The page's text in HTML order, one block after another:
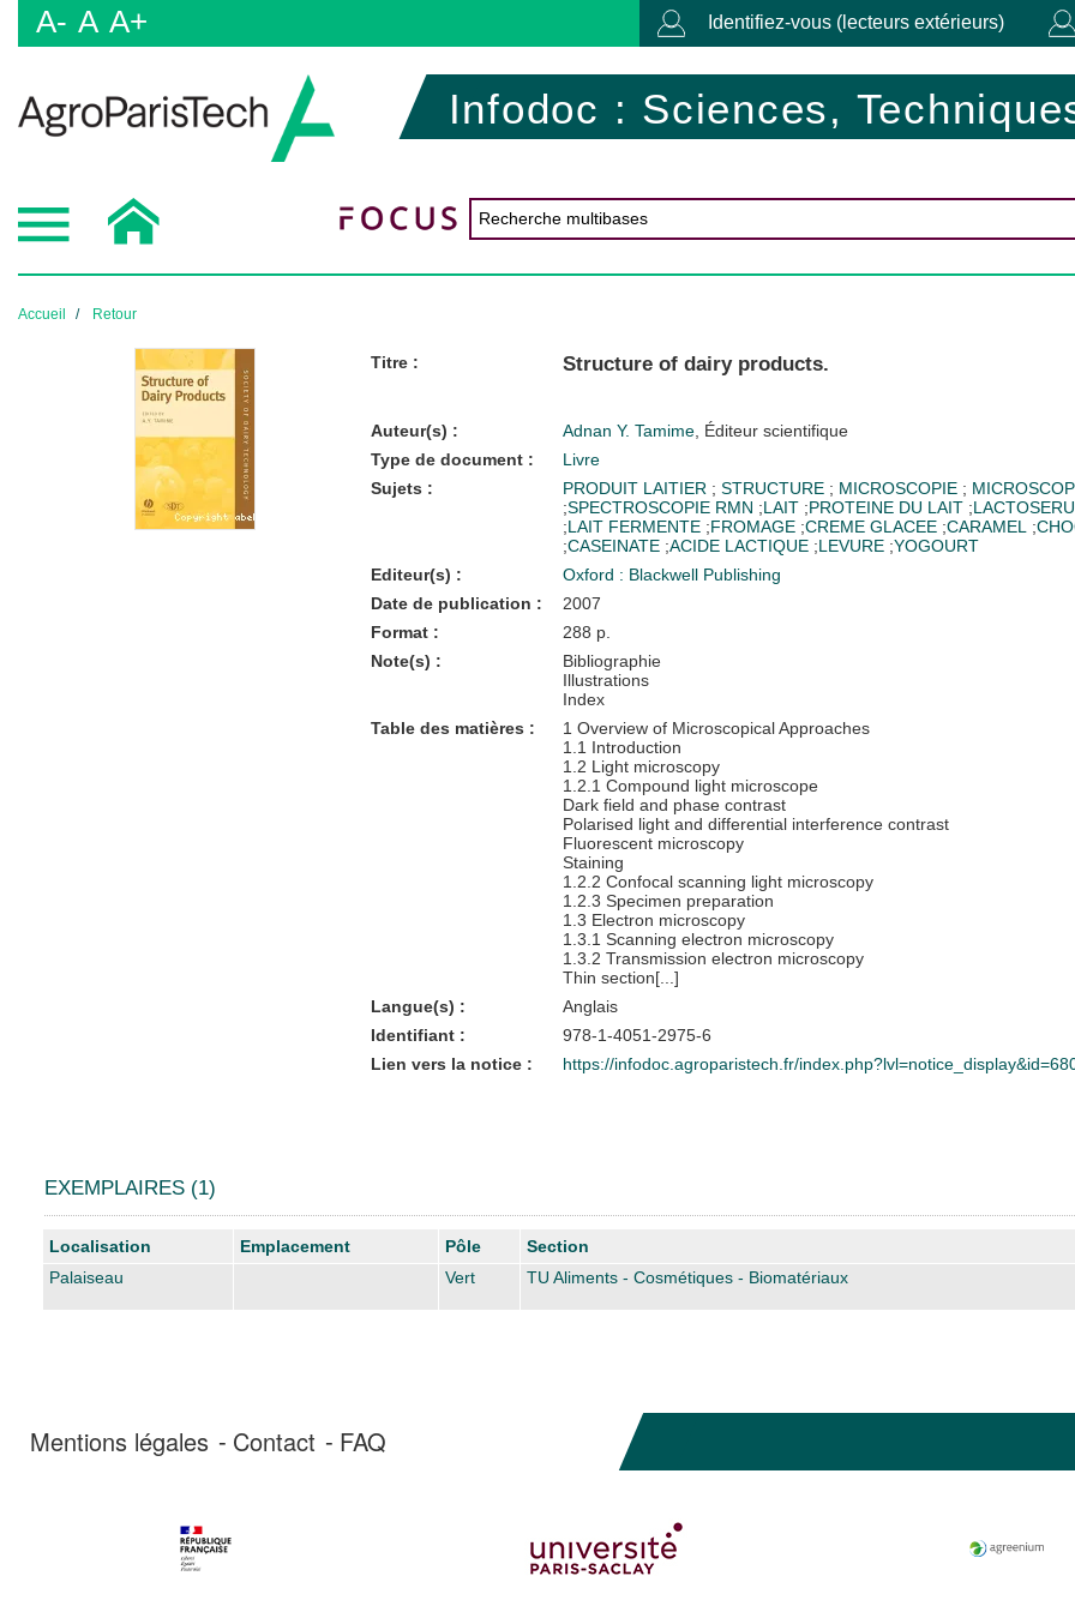
A- A A+ Identifiez-vous (lecteurs extérieurs)
Infodoc : Sciences,
Accueil Retour
Titre : Structure of dairy products.
Auteur(s) : Adnan Y. Tamime, Éditeur scientifique
Type de document :
Livre
Sujets :
PRODUIT LAITIER ; STRUCTURE ; MICROSCOPIE ;
;SPECTROSCOPIE RMN ;LAIT ;PROTEINE DU LAIT ;
;LAIT FERMENTE ;FROMAGE ;CREME GLACEE ;CARAMEL ;
;CASEINATE ;ACIDE LACTIQUE ;LEVURE ;YOGOURT
Editeur(s) :
Oxford : Blackwell Publishing
Date de publication :
2007
Format :
288 p.
Note(s) :
Bibliographie
Illustrations
Index
Table des matières :
1 Overview of Microscopical Approaches
1.1 Introduction
1.2 Light microscopy
1.2.1 Compound light microscope
Dark field and phase contrast
Polarised light and differential interference contrast
Fluorescent microscopy
Staining
1.2.2 Confocal scanning light microscopy
1.2.3 Specimen preparation
1.3 Electron microscopy
1.3.1 Scanning electron microscopy
1.3.2 Transmission electron microscopy
Thin section[...]
Langue(s) :
Anglais
Identifiant :
978-1-4051-2975-6
Lien vers la notice :
https://infodoc.agroparistech.fr/
EXEMPLAIRES (1)
Liste des exemplaires
Localisation Emplacement Pôle Section
Palaiseau
Vert TU Aliments - Cosmétiques - Biomatériaux
Mentions légales Contact FAQ